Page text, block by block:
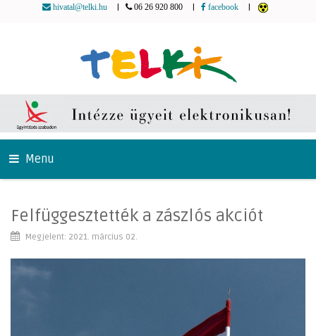
hivatal@telki.hu 06 26 920 800 facebook
Menu
Felfüggesztették a zászlós akciót
Megjelent: 2021. március 02.